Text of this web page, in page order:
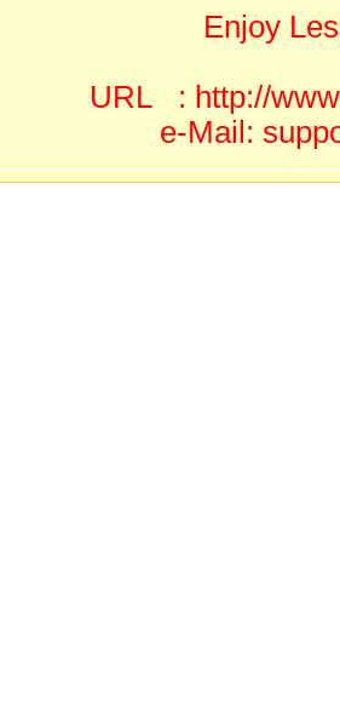
Enjoy
URL : http://
e-Mail: